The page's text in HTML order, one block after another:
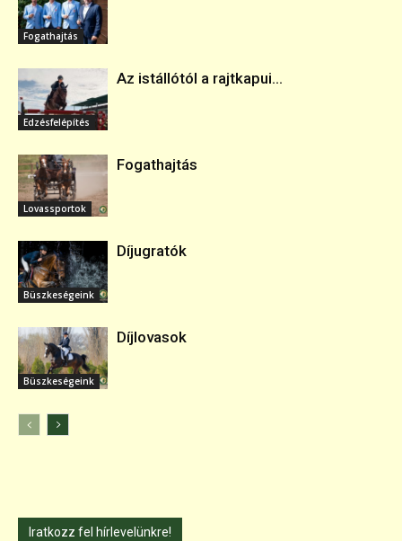
Fogathajtás
Edzésfelépítés
Az istállótól a rajtkapui...
Lovassportok
Fogathajtás
Büszkeségeink
Díjugratók
Büszkeségeink
Díjlovasok
Iratkozz fel hírlevelünkre!